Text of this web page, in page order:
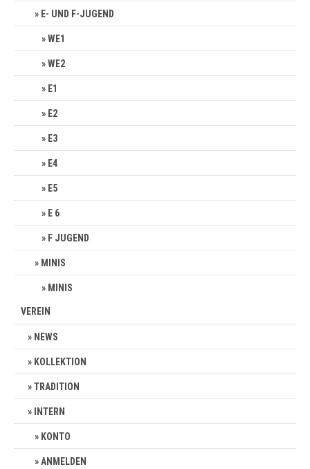
E- UND F-JUGEND
WE1
WE2
E1
E2
E3
E4
E5
E 6
F JUGEND
MINIS
MINIS
VEREIN
NEWS
KOLLEKTION
TRADITION
INTERN
KONTO
ANMELDEN